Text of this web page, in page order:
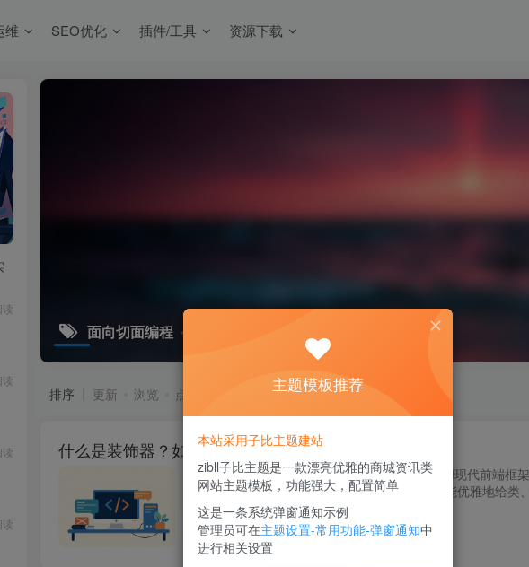
维 SEO优化 插件/工具 资源下载
面向切面编程
排序 更新 浏览 点赞
什么是装饰器？如何使用？
今天咱们聊聊装饰器，这玩意儿在TypeScript和现代前端框
得太玄乎，其实它就是一种特殊的语法，让你能优雅地给类
TypeScript
MRzhang 2026年1月25日
主题模板推荐
本站采用子比主题建站
zibll子比主题是一款漂亮优雅的商城资讯类
网站主题模板，功能强大，配置简单
这是一条系统弹窗通知示例
管理员可在主题设置-常用功能-弹窗通知中
进行相关设置